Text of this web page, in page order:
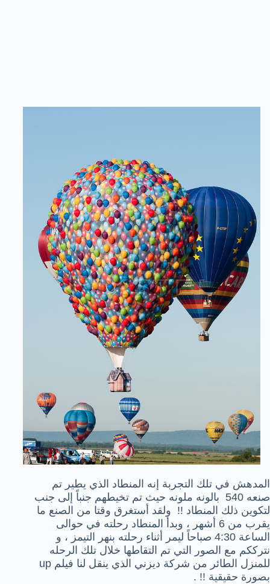
المدهش في تلك التجربة إنه المنطاد الذي يطير تم
صنعه
540 بالونه ملونه حيث تم تخيطهم جنباً إلى جنب
لتكوين ذلك المنطاد !! ولقد أستغرق وقتا من الصنع ما
يقرب من 6 أشهر ، وبدأ المنطاد رحلته في حوالى
الساعة 4:30 صباحاً ليمر أثناء رحلته بنهر التيمز ، و
نترككم مع الصور التي تم التقاطها خلال تلك الرحله
للمنزل الطائر من شركة ديزني الذي ينقل لنا فيلم up
بصورة حقيقية !! .